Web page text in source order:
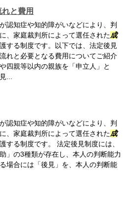
と費用
認知症や知的障がいなどにより、判
、家庭裁判所によって選任された成
する制度です。以下では、法定後見
れと必要となる費用についてご紹介
四親等以内の親族を「申立人」と
...
認知症や知的障がいなどにより、判
、家庭裁判所によって選任された成
する制度です。 法定後見制度には、
」の3種類が存在し、本人の判断能力
場合には「後見」を、本人の判断能